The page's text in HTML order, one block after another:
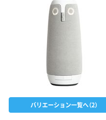
バリエーション一覧へ（2）